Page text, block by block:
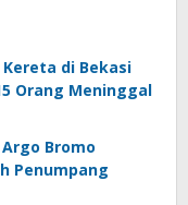
di Bekasi
Orang Meninggal
Bromo
Penumpang